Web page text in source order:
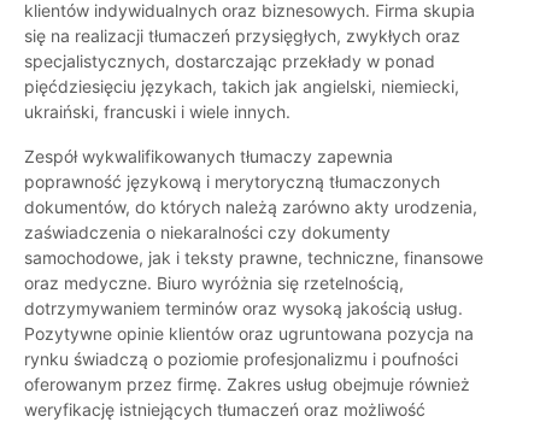
klientów indywidualnych oraz biznesowych. Firma skupia
się na realizacji tłumaczeń przysięgłych, zwykłych oraz
specjalistycznych, dostarczając przekłady w ponad
pięćdziesięciu językach, takich jak angielski, niemiecki,
ukraiński, francuski i wiele innych.
Zespół wykwalifikowanych tłumaczy zapewnia
poprawność językową i merytoryczną tłumaczonych
dokumentów, do których należą zarówno akty urodzenia,
zaświadczenia o niekaralności czy dokumenty
samochodowe, jak i teksty prawne, techniczne, finansowe
oraz medyczne. Biuro wyróżnia się rzetelnością,
dotrzymywaniem terminów oraz wysoką jakością usług.
Pozytywne opinie klientów oraz ugruntowana pozycja na
rynku świadczą o poziomie profesjonalizmu i poufności
oferowanym przez firmę. Zakres usług obejmuje również
weryfikację istniejących tłumaczeń oraz możliwość